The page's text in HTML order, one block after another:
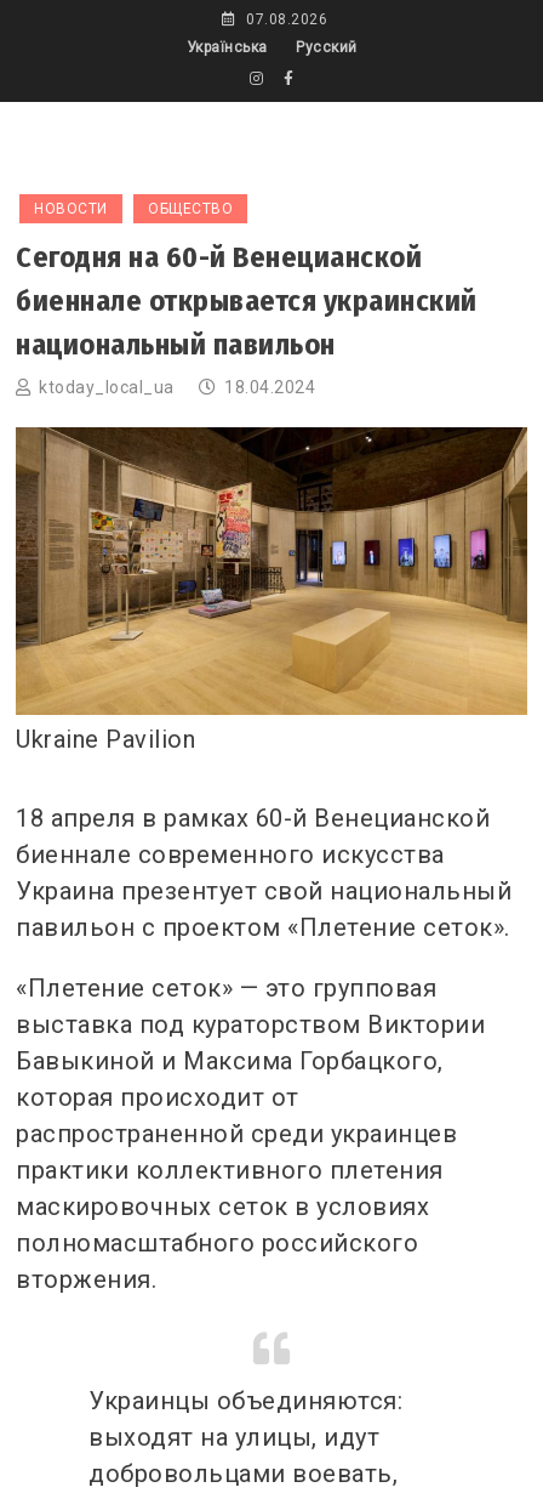
07.08.2026
Українська
Русский
НОВОСТИ ОБЩЕСТВО
Сегодня на 60-й Венецианской
биеннале открывается украинский
национальный павильон
ktoday_local_ua 18.04.2024
Ukraine Pavilion
18 апреля в рамках 60-й Венецианской
биеннале современного искусства
Украина презентует свой национальный
павильон с проектом «Плетение сеток».
«Плетение сеток» — это групповая
выставка под кураторством Виктории
Бавыкиной и Максима Горбацкого,
которая происходит от
распространенной среди украинцев
практики коллективного плетения
маскировочных сеток в условиях
полномасштабного российского
вторжения.
Украинцы объединяются:
выходят на улицы, идут
добровольцами воевать,